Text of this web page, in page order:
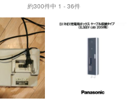
約300件中 1 - 36件